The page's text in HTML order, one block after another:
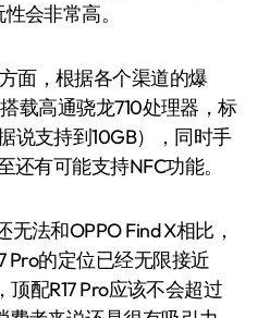
会非常高。
面，根据各个渠道的爆
载高通骁龙710处理器，标
说支持到10GB），同时手
还有可能支持NFC功能。
法和OPPO Find X相比，
Pro的定位已经无限接近
配R17 Pro应该不会超过